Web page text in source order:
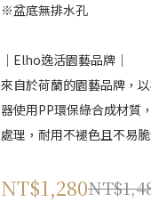
※盆底無排水孔
｜Elho逸活園藝品牌｜
來自於荷蘭的園藝品牌，
器使用PP環保綠合成材質
處理，耐用不褪色且不易
NT$1,280